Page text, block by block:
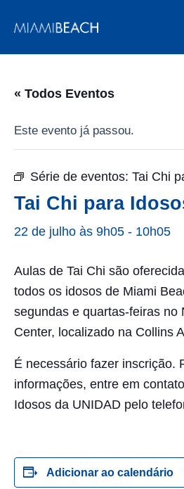
para
« Todos Eventos
Este evento já passou.
Série de eventos: Tai Chi
Tai Chi para
22 de julho às 9h05 - 10h05
Aulas de Tai Chi são
todos os idosos de Miami
segundas e quartas-feiras no
Center, localizado na Collins
É necessário fazer inscrição.
informações, entre em
Idosos da UNIDAD pelo
Adicionar ao calendário